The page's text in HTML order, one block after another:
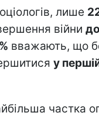
лише
війни
вважають, що
у
частка